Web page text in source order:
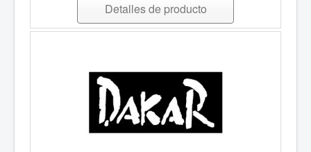
Detalles de producto